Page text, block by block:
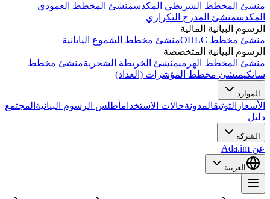
منشئ المخطط الشريطي المكدسمنشئ المخطط العمودي
المكدسمنشئ المدرج التكراري
الرسوم البيانية المالية
منشئ مخطط OHLC
منشئ مخطط الشموع اليابانية
الرسوم البيانية المتخصصة
منشئ المخطط الهرميمنشئ الخريطة الشجريةمنشئ مخطط
سانكيمنشئ مخطط المؤشرات (العداد)
الموارد
الأسعار التوثيقالمدونةحالات الاستخدامأطلس الرسوم البيانية المجتمع
دليل
الشركة
عن Ada.im
العربية